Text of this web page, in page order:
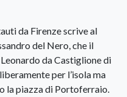
da Firenze scrive al
del Nero, che il
da Castiglione di
per l’isola ma
la piazza di Portoferraio.